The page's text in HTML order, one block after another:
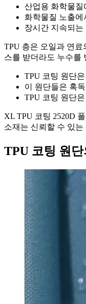
산업용 화학물질
화학물질 노출
장시간 지속되는
TPU 층은 오일과 연
스를 받더라도 누수를
TPU 코팅 원단
이 원단들은 혹
TPU 코팅 원단
XL TPU 코팅 2520D
소재는 신뢰할 수 있
TPU 코팅 원단